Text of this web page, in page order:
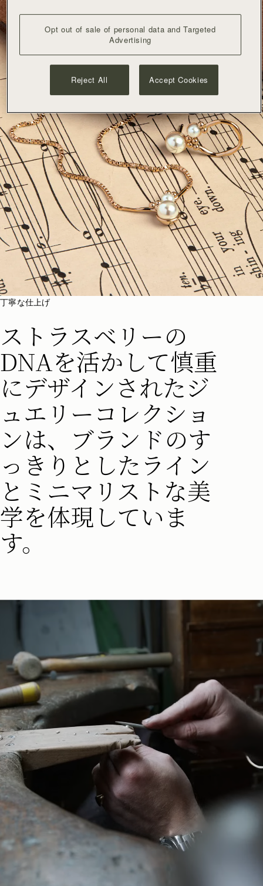
丁寧な仕上げ
ストラスベリーの
DNAを活かして慎重
にデザインされたジ
ュエリーコレクショ
ンは、ブランドのす
っきりとしたライン
とミニマリストな美
学を体現していま
す。
Opt out of sale of personal data and Targeted
Advertising
Reject All Accept Cookies